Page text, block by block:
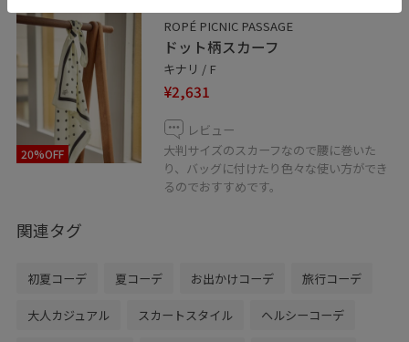
20%OFF
ROPÉ PICNIC PASSAGE
ドット柄スカーフ
キナリ / F
¥2,631
レビュー
大判サイズのスカーフなので腰に巻いた
り、バッグに付けたり色々な使い方ができ
るのでおすすめです。
関連タグ
初夏コーデ 夏コーデ お出かけコーデ 旅行コーデ
大人カジュアル スカートスタイル ヘルシーコーデ